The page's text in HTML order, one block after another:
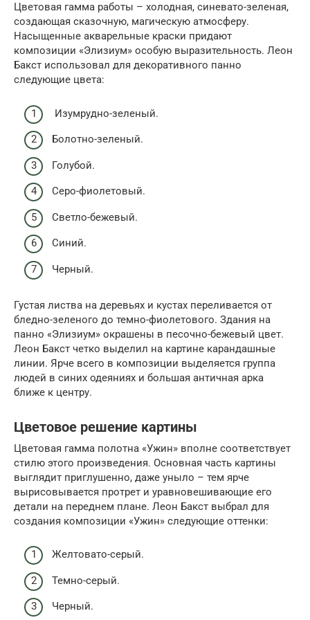
Цветовая гамма работы – холодная, синевато-зеленая,
создающая сказочную, магическую атмосферу.
Насыщенные акварельные краски придают
композиции «Элизиум» особую выразительность. Леон
Бакст использовал для декоративного панно
следующие цвета:
Изумрудно-зеленый.
Болотно-зеленый.
Голубой.
Серо-фиолетовый.
Светло-бежевый.
Синий.
Черный.
Густая листва на деревьях и кустах переливается от
бледно-зеленого до темно-фиолетового. Здания на
панно «Элизиум» окрашены в песочно-бежевый цвет.
Леон Бакст четко выделил на картине карандашные
линии. Ярче всего в композиции выделяется группа
людей в синих одеяниях и большая античная арка
ближе к центру.
Цветовое решение картины
Цветовая гамма полотна «Ужин» вполне соответствует
стилю этого произведения. Основная часть картины
выглядит приглушенно, даже уныло – тем ярче
вырисовывается протрет и уравновешивающие его
детали на переднем плане. Леон Бакст выбрал для
создания композиции «Ужин» следующие оттенки:
Желтовато-серый.
Темно-серый.
Черный.